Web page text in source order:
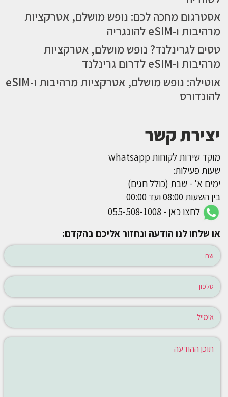
אסטרגום מחכה לכם: נופש מושלם, אטרקציות
מרהיבות ו-eSIM להונגריה
טסים לגרינלנד? נופש מושלם, אטרקציות
מרהיבות ו-eSIM לדרום גרינלנד
אוטילה: נופש מושלם, אטרקציות מרהיבות ו-eSIM
להונדורס
יצירת קשר
מוקד שירות לקוחות whatsapp
שעות פעילות:
ימים א' - שבת (כולל חגים)
בין השעות 08:00 ועד 00:00
לחצו כאן - 055-508-1008
או שלחו לנו הודעה ונחזור אליכם בהקדם: